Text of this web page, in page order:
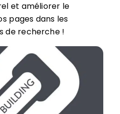
et améliorer le
pages dans les
de recherche !